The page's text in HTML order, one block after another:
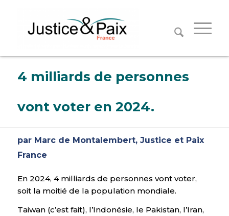
4 milliards de personnes
vont voter en 2024.
par Marc de Montalembert, Justice et Paix
France
En 2024, 4 milliards de personnes vont voter,
soit la moitié de la population mondiale.
Taiwan (c’est fait), l’Indonésie, le Pakistan, l’Iran,